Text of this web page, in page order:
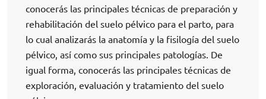
conocerás las principales técnicas de preparación y
rehabilitación del suelo pélvico para el parto, para
lo cual analizarás la anatomía y la fisilogía del suelo
pélvico, así como sus principales patologías. De
igual forma, conocerás las principales técnicas de
exploración, evaluación y tratamiento del suelo